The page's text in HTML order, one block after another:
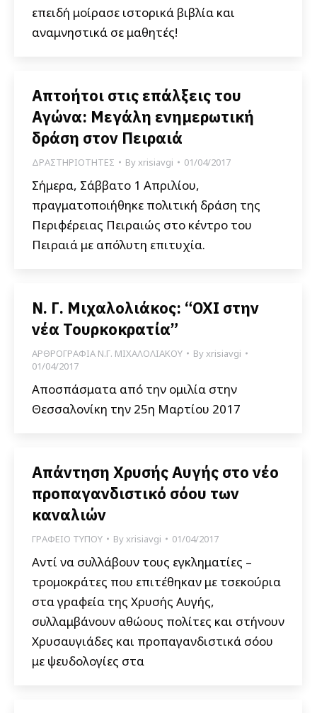
επειδή μοίρασε ιστορικά βιβλία και
αναμνηστικά σε μαθητές!
Απτοήτοι στις επάλξεις του
Αγώνα: Μεγάλη ενημερωτική
δράση στον Πειραιά
ΔΡΑΣΤΗΡΙΟΤΗΤΕΣ Byxrisiavgi 01/04/2017
Σήμερα, Σάββατο 1 Απριλίου,
πραγματοποιήθηκε πολιτική δράση της
Περιφέρειας Πειραιώς στο κέντρο του
Πειραιά με απόλυτη επιτυχία.
Ν. Γ. Μιχαλολιάκος: “ΟΧΙ στην
νέα Τουρκοκρατία”
ΑΡΘΡΟΓΡΑΦΙΑ Ν.Γ. ΜΙΧΑΛΟΛΙΑΚΟΥ Byxrisiavgi
01/04/2017
Αποσπάσματα από την ομιλία στην
Θεσσαλονίκη την 25η Μαρτίου 2017
Απάντηση Χρυσής Αυγής στο νέο
προπαγανδιστικό σόου των
καναλιών
ΓΡΑΦΕΙΟ ΤΥΠΟΥ Byxrisiavgi 01/04/2017
Αντί να συλλάβουν τους εγκληματίες –
τρομοκράτες που επιτέθηκαν με τσεκούρια
στα γραφεία της Χρυσής Αυγής,
συλλαμβάνουν αθώους πολίτες και στήνουν
Χρυσαυγιάδες και προπαγανδιστικά σόου
με ψευδολογίες στα